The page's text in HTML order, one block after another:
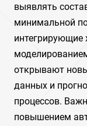
выявлять
минимальной
открывают
данных и
процессов.
повышением